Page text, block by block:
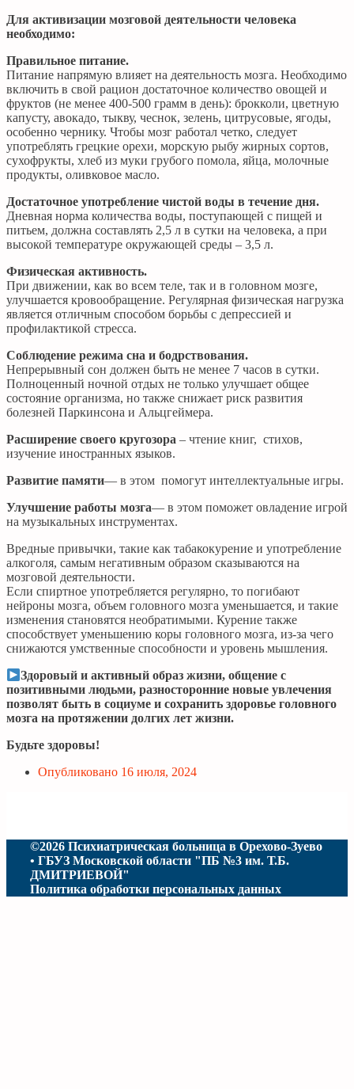
Для активизации мозговой деятельности человека
необходимо:
Правильное питание.
Питание напрямую влияет на деятельность мозга. Необходимо
включить в свой рацион достаточное количество овощей и
фруктов (не менее 400-500 грамм в день): брокколи, цветную
капусту, авокадо, тыкву, чеснок, зелень, цитрусовые, ягоды,
особенно чернику. Чтобы мозг работал четко, следует
употреблять грецкие орехи, морскую рыбу жирных сортов,
сухофрукты, хлеб из муки грубого помола, яйца, молочные
продукты, оливковое масло.
Достаточное употребление чистой воды в течение дня.
Дневная норма количества воды, поступающей с пищей и
питьем, должна составлять 2,5 л в сутки на человека, а при
высокой температуре окружающей среды – 3,5 л.
Физическая активность.
При движении, как во всем теле, так и в головном мозге,
улучшается кровообращение. Регулярная физическая нагрузка
является отличным способом борьбы с депрессией и
профилактикой стресса.
Соблюдение режима сна и бодрствования.
Непрерывный сон должен быть не менее 7 часов в сутки.
Полноценный ночной отдых не только улучшает общее
состояние организма, но также снижает риск развития
болезней Паркинсона и Альцгеймера.
Расширение своего кругозора – чтение книг, стихов,
изучение иностранных языков.
Развитие памяти— в этом помогут интеллектуальные игры.
Улучшение работы мозга— в этом поможет овладение игрой
на музыкальных инструментах.
Вредные привычки, такие как табакокурение и употребление
алкоголя, самым негативным образом сказываются на
мозговой деятельности.
Если спиртное употребляется регулярно, то погибают
нейроны мозга, объем головного мозга уменьшается, и такие
изменения становятся необратимыми. Курение также
способствует уменьшению коры головного мозга, из-за чего
снижаются умственные способности и уровень мышления.
Здоровый и активный образ жизни, общение с
позитивными людьми, разносторонние новые увлечения
позволят быть в социуме и сохранить здоровье головного
мозга на протяжении долгих лет жизни.
Будьте здоровы!
Опубликовано 16 июля, 2024
©2026 Психиатрическая больница в Орехово-Зуево
• ГБУЗ Московской области "ПБ №3 им. Т.Б.
ДМИТРИЕВОЙ"
Политика обработки персональных данных